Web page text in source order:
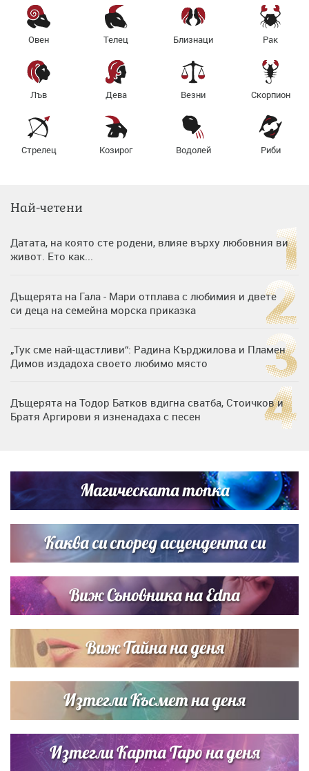
Овен Телец Близнаци Рак
Лъв Дева Везни Скорпион
Стрелец Козирог Водолей Риби
Най-четени
Датата, на която сте родени, влияе върху любовния ви
живот. Ето как...
Дъщерята на Гала - Мари отплава с любимия и двете
си деца на семейна морска приказка
„Тук сме най-щастливи“: Радина Кърджилова и Пламен
Димов издадоха своето любимо място
Дъщерята на Тодор Батков вдигна сватба, Стоичков и
Братя Аргирови я изненадаха с песен
Списъкът е ясен: Джей Ло и Риана във ВИП гостите на
сватбата на Роналдо
Магическата топка
Каква си според асцендента си
Виж Съновника на Edna
Виж Тайна на деня
Изтегли Късмет на деня
Изтегли Карта Таро на деня